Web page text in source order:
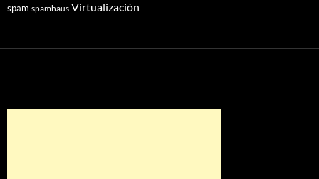
spam spamhaus Virtualización